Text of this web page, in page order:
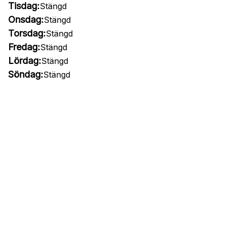
Tisdag:Stängd
Onsdag:Stängd
Torsdag:Stängd
Fredag:Stängd
Lördag:Stängd
Söndag:Stängd